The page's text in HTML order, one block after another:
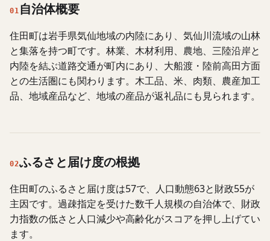
01 自治体概要
住田町は岩手県気仙地域の内陸にあり、気仙川流域の山林
と集落を持つ町です。林業、木材利用、農地、三陸沿岸と
内陸を結ぶ道路交通が町内にあり、大船渡・陸前高田方面
との生活圏にも関わります。木工品、米、肉類、農産加工
品、地域産品など、地域の産品が返礼品にも見られます。
02ふるさと届け度の根拠
住田町のふるさと届け度は57で、人口動態63と財政55が
主因です。過疎指定を受けた数千人規模の自治体で、財政
力指数の低さと人口減少や高齢化がスコアを押し上げてい
ます。